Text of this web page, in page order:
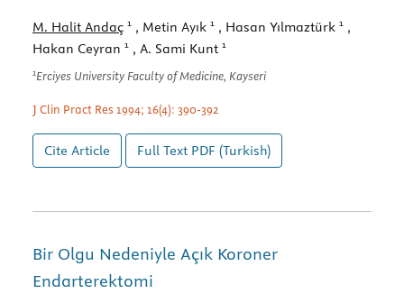
M. Halit Andaç 1 , Metin Ayık 1 , Hasan Yılmaztürk 1 ,
Hakan Ceyran 1 , A. Sami Kunt 1
1Erciyes University Faculty of Medicine, Kayseri
J Clin Pract Res 1994; 16(4): 390-392
Cite Article Full Text PDF (Turkish)
Bir Olgu Nedeniyle Açık Koroner
Endarterektomi